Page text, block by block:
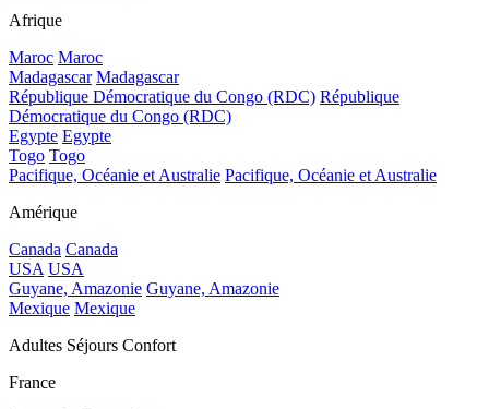
Afrique
Maroc Maroc
Madagascar Madagascar
République Démocratique du Congo (RDC) République
Démocratique du Congo (RDC)
Egypte Egypte
Togo Togo
Pacifique, Océanie et Australie Pacifique, Océanie et Australie
Amérique
Canada Canada
USA USA
Guyane, Amazonie Guyane, Amazonie
Mexique Mexique
Adultes Séjours Confort
France